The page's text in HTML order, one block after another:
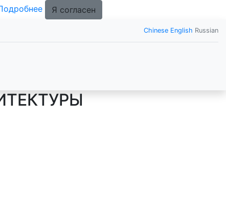
Я согласен
Chinese English Russian